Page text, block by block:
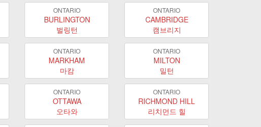
ONTARIO
BURLINGTON
벌링턴
ONTARIO
CAMBRIDGE
캠브리지
ONTARIO
MARKHAM
마캄
ONTARIO
MILTON
밀턴
ONTARIO
OTTAWA
오타와
ONTARIO
RICHMOND HILL
리치먼드 힐